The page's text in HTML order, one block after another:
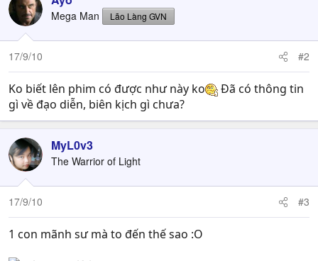
Mega Man Lão Làng GVN
17/9/10 #2
Ko biết lên phim có được như này ko
Đã có thông tin
gì về đạo diễn, biên kịch gì chưa?
MyL0v3
The Warrior of Light
17/9/10 #3
1 con mãnh sư mà to đến thế sao :O